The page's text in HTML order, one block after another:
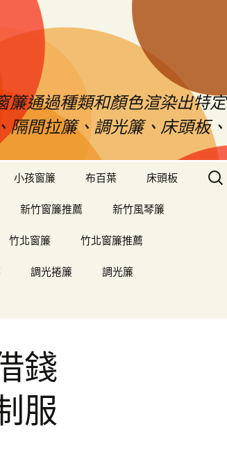
簾通過種類和顏色渲染出特定
隔間拉簾、調光簾、床頭板、
小孩窗簾 布百葉 床頭板
新竹窗簾推薦 新竹風琴簾
竹北窗簾 竹北窗簾推薦
調光捲簾 調光簾
搜
尋
錢
服